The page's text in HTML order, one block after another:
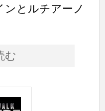
とルチアーノ
む